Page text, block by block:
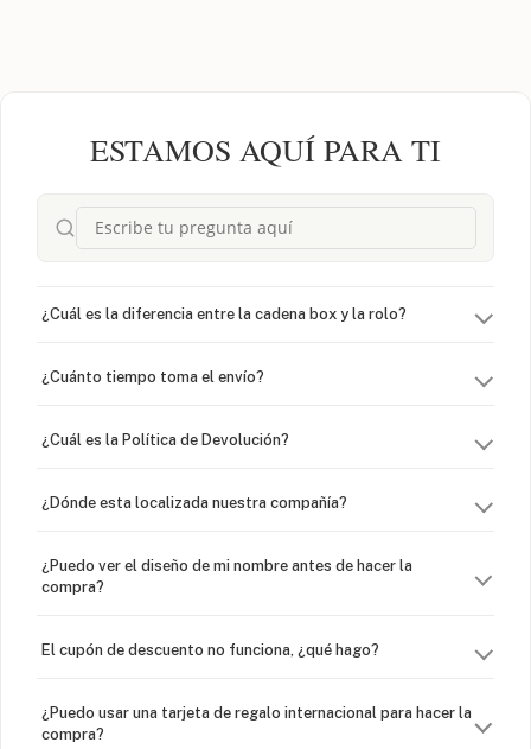
ESTAMOS AQUÍ PARA TI
¿Cuál es la diferencia entre la cadena box y la rolo?
¿Cuánto tiempo toma el envío?
¿Cuál es la Política de Devolución?
¿Dónde esta localizada nuestra compañía?
¿Puedo ver el diseño de mi nombre antes de hacer la
compra?
El cupón de descuento no funciona, ¿qué hago?
¿Puedo usar una tarjeta de regalo internacional para hacer la
compra?